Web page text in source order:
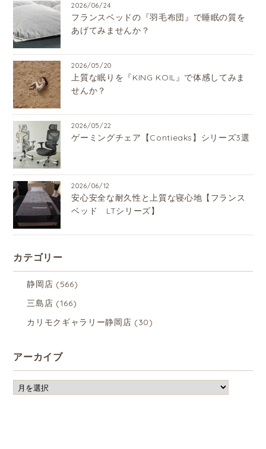
2026/06/24
フランスベッドの『羽毛布団』で睡眠の質を
あげてみませんか？
2026/05/20
上質な眠りを『KING KOIL』で体感してみま
せんか？
2026/05/22
ゲーミングチェア【Contieaks】シリーズ3選
2026/06/12
安心安全な耐久性と上質な寝心地【フランス
ベッド LTシリーズ】
カテゴリー
静岡店 (566)
三島店 (166)
カリモクギャラリー静岡店 (30)
アーカイブ